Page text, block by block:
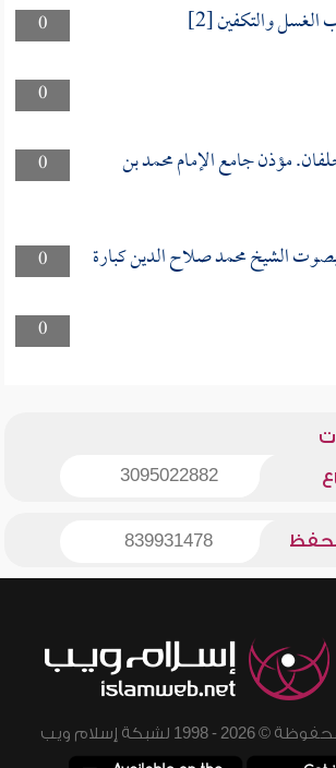
0
والتكفين [2]
0
0
مؤذن جامع الإمام محمد بن
0
الشيخ محمد صلاح الدين كبارة
0
3095022882
839931478
لشبكة إسلام ويب